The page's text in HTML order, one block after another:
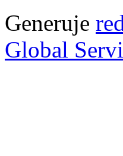
Generuje
Global